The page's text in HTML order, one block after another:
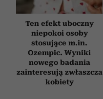
Ten efekt uboczny
niepokoi osoby
stosujące m.in.
Ozempic. Wyniki
nowego badania
zainteresują zwłaszcza
kobiety